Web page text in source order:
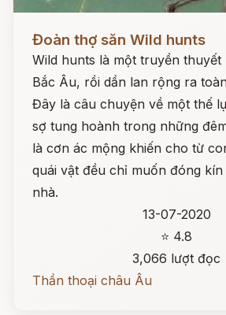
Đoàn thợ săn Wild hunts
Wild hunts là một truyền
Bắc Âu, rồi dần lan rộng ra
Đây là câu chuyện về một thế
sợ tung hoành trong những
là cơn ác mộng khiến cho từ
quái vật đều chỉ muốn đóng
nhà.
13-07-2020
⭐ 4.8
3,066 lượt đọc
Thần thoại châu Âu